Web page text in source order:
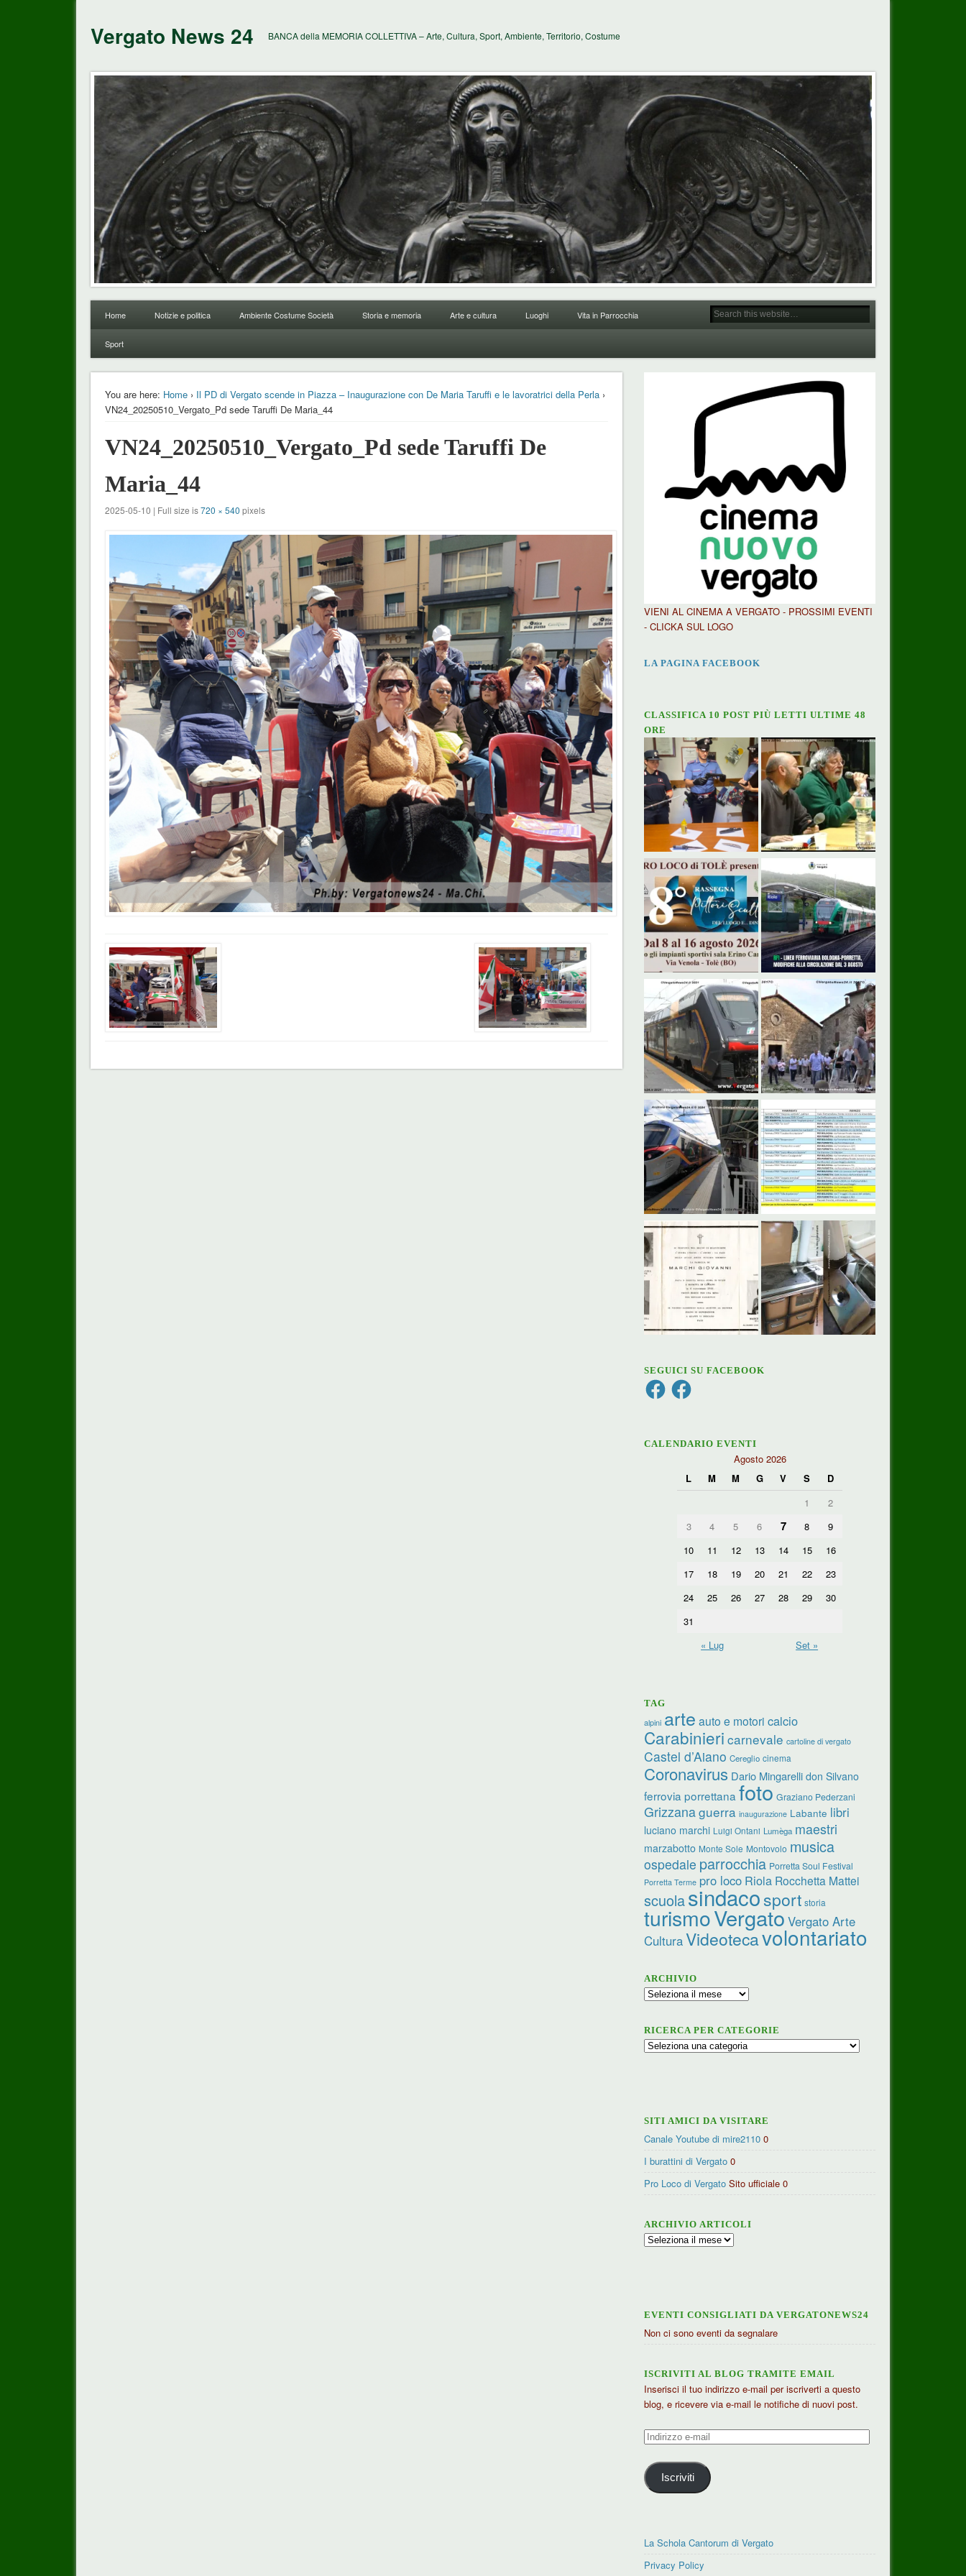
Vergato News 24 BANCA della MEMORIA COLLETTIVA – Arte, Cultura, Sport, Ambiente, Territorio, Costume
Home Notizie e politica Ambiente Costume Società Storia e memoria Arte e cultura Luoghi Vita in Parrocchia
Sport
You are here: Home› Il PD di Vergato scende in Piazza – Inaugurazione con De Maria Taruffi e le lavoratrici della Perla›
VN24_20250510_Vergato_Pd sede Taruffi De Maria_44
VN24_20250510_Vergato_Pd sede Taruffi De
Maria_44
2025-05-10 | Full size is720 × 540 pixels
VIENI AL CINEMA A VERGATO - PROSSIMI EVENTI
- CLICKA SUL LOGO
LA PAGINA FACEBOOK
CLASSIFICA 10 POST PIÙ LETTI ULTIME 48
ORE
SEGUICI SU FACEBOOK
FacebookFacebook
CALENDARIO EVENTI
Agosto 2026
L
M M G V S
D
1
2
3
4 5 6 7 8
9
10
11 12 13 14 15
16
17
18 19 20 21 22
23
24
25 26 27 28 29
30
31
« Lug
Set »
TAG
alpini arte auto e motori calcio
Carabinieri carnevale cartoline di vergato
Castel d’Aiano Cereglio cinema
Coronavirus Dario Mingarelli don Silvano
ferrovia porrettana foto Graziano Pederzani
Grizzanaguerra inaugurazione Labante libri
luciano marchi Luigi Ontani Lumèga maestri
marzabotto Monte Sole Montovolo musica
ospedale parrocchia Porretta Soul Festival
Porretta Terme pro loco Riola Rocchetta Mattei
scuolasindacosport storia
turismoVergato Vergato Arte
CulturaVideotecavolontariato
ARCHIVIO
Archivio
RICERCA PER CATEGORIE
Ricerca
SITI AMICI DA VISITARE
Canale Youtube di mire2110 0
I burattini di Vergato 0
Pro Loco di Vergato Sito ufficiale 0
ARCHIVIO ARTICOLI
Archivio
EVENTI CONSIGLIATI DA VERGATONEWS24
Non ci sono eventi da segnalare
ISCRIVITI AL BLOG TRAMITE EMAIL
Inserisci il tuo indirizzo e-mail per iscriverti a questo
blog, e ricevere via e-mail le notifiche di nuovi post.
Indirizzo
mail
Iscriviti
La Schola Cantorum di Vergato
Privacy Policy